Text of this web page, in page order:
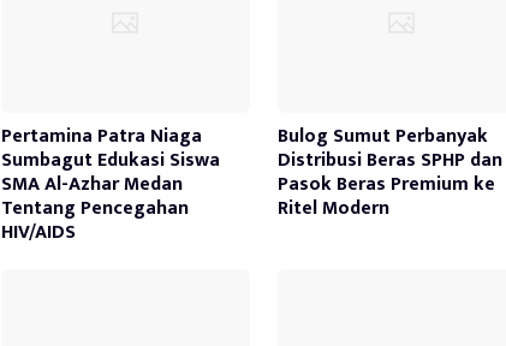
Pertamina Patra Niaga
Sumbagut Edukasi Siswa
SMA Al-Azhar Medan
Tentang Pencegahan
HIV/AIDS
Bulog Sumut Perbanyak
Distribusi Beras SPHP dan
Pasok Beras Premium ke
Ritel Modern